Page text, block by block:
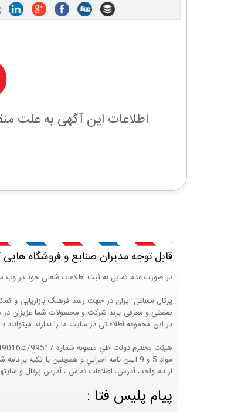
اطلاعات این آگهی به علت
قابل توجه مدیران صنایع و فروشگاه
در صورت عدم تمایل به ثبت اطلاعات شغلی خود در وب
صنعتی و معرفی برند شرکت و محصولات شما عزیزان در
در این مجموعه اطلاعاتی در سایت ما را ندارند
از نام واحد، آدرس، اطلاعات تماس ، آدرس پرتال و
پیام پلیس فتا :